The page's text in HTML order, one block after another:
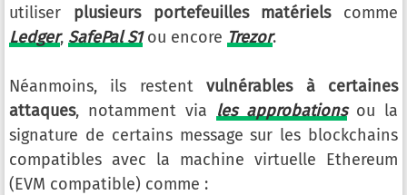
utiliser plusieurs portefeuilles matérielscomme
Ledger, SafePal S1ou encore Trezor.
Néanmoins, ils restentvulnérables à certaines
attaques, notamment via les approbationsou la
signature de certains message sur les blockchains
compatibles avec la machine virtuelle Ethereum
(EVM compatible) comme :